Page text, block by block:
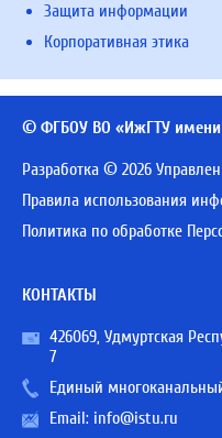
Защита информации
Корпоративная этика
© ФГБОУ ВО «ИжГТУ
Разработка © 2026
Правила использования
Политика по обработке
КОНТАКТЫ
426069, Удмуртская
7
Единый
Email: info@istu.ru